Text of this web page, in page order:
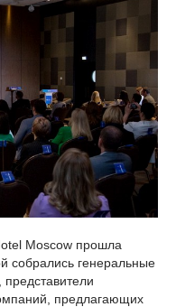
Moscow прошла
собрались генеральные
предлагающих